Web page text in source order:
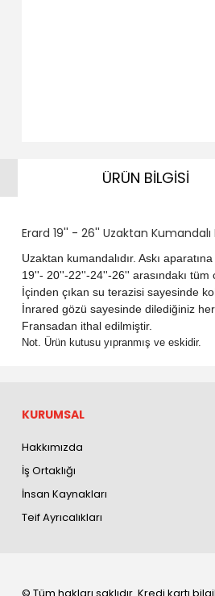
ÜRÜN BİLGİSİ
Erard 19'' - 26'' Uzaktan Kumandalı
Uzaktan kumandalıdır. Askı
19''- 20''-22''-24''-26'' arasındakı tüm
İçinden çıkan su terazisi sayesinde
İnrared gözü sayesinde dilediğiniz
Fransadan ithal edilmiştir.
Not. Ürün kutusu yıpranmış ve eskidir.
KURUMSAL
Hakkımızda
İş Ortaklığı
İnsan Kaynakları
Teif Ayrıcalıkları